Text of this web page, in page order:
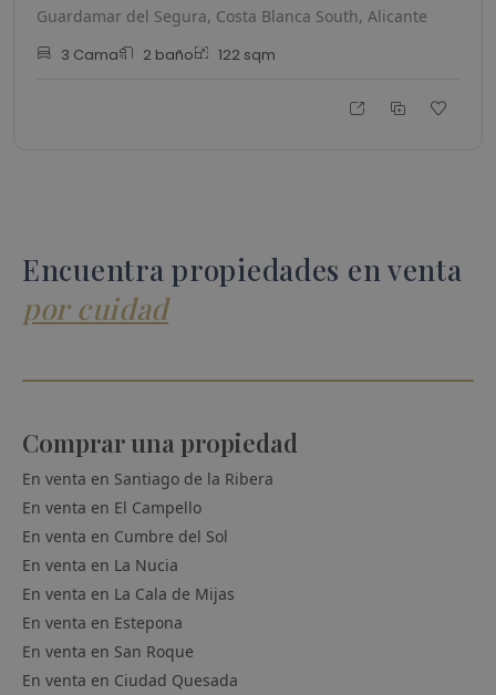
Guardamar del Segura, Costa Blanca South, Alicante
3 Cama 2 baño 122 sqm
Encuentra propiedades en venta
por cuidad
Comprar una propiedad
En venta en Santiago de la Ribera
En venta en El Campello
En venta en Cumbre del Sol
En venta en La Nucia
En venta en La Cala de Mijas
En venta en Estepona
En venta en San Roque
En venta en Ciudad Quesada